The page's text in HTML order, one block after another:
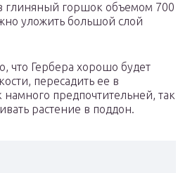
глиняный горшок объемом 700
уложить большой слой
что Гербера хорошо будет
пересадить ее в
предпочтительней, так
растение в поддон.